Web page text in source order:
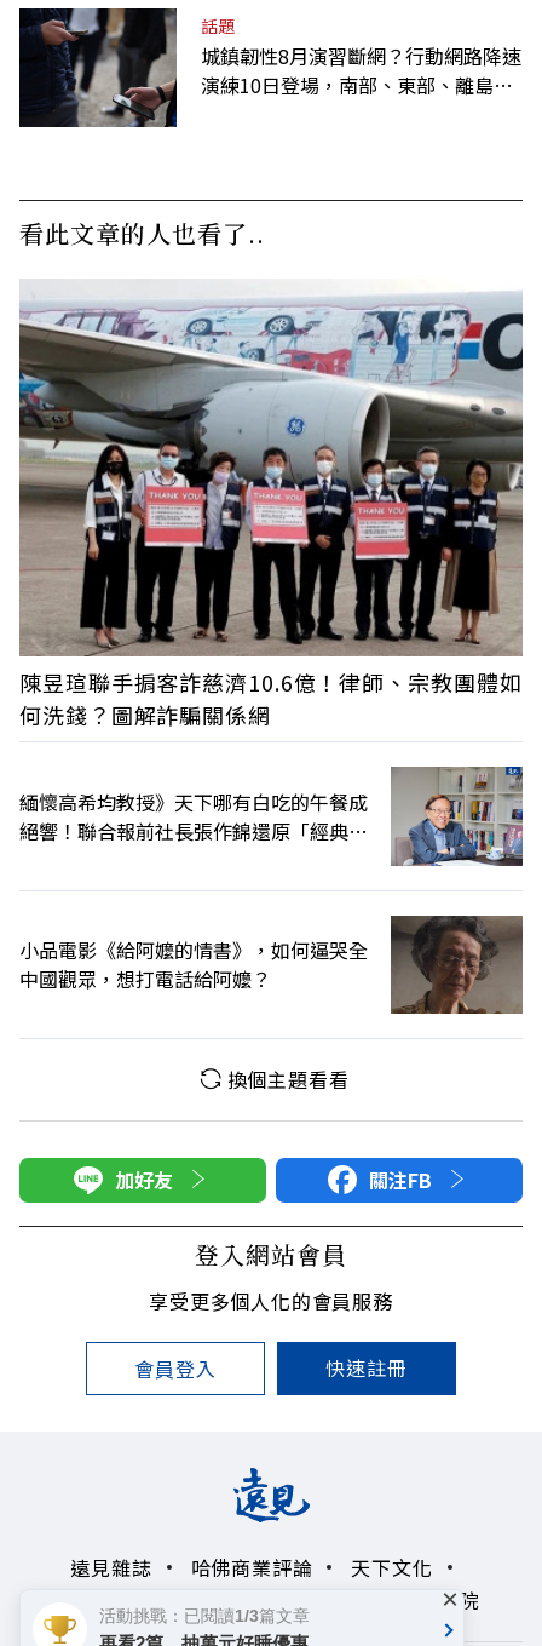
話題
城鎮韌性8月演習斷網？行動網路降速
演練10日登場，南部、東部、離島為
看此文章的人也看了..
陳昱瑄聯手掮客詐慈濟10.6億！律師、宗教團體如
何洗錢？圖解詐騙關係網
緬懷高希均教授》天下哪有白吃的午餐成
絕響！聯合報前社長張作錦還原「經典名
小品電影《給阿嬤的情書》，如何逼哭全
中國觀眾，想打電話給阿嬤？
換個主題看看
加好友 關注FB
登入網站會員
享受更多個人化的會員服務
會員登入 快速註冊
遠見雜誌 哈佛商業評論
天下文化
未來親子學習平台
領導影響力學院
活動挑戰：已閱讀1/3篇文章 ×